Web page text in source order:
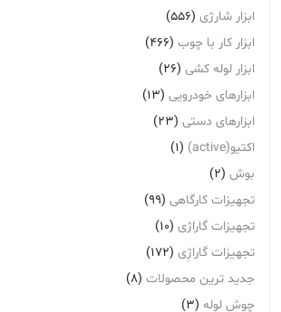
ابزار شارژی (556)
ابزار کار با چوب (466)
ابزار لوله کشی (26)
ابزارهای خودرویی (13)
ابزارهای دستی (23)
اکتیو(active)
(1)
بوش (2)
تجهیزات کارگاهی (99)
تجهیزات گاراژی (10)
تجهیزات گاراژِی (172)
جدید ترین محصولات (8)
چوش لوله (3)